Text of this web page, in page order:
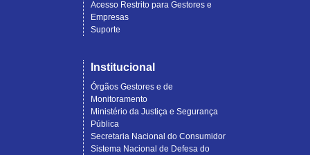
Acesso Restrito para Gestores e
Empresas
Suporte
Institucional
Órgãos Gestores e de
Monitoramento
Ministério da Justiça e Segurança
Pública
Secretaria Nacional do Consumidor
Sistema Nacional de Defesa do